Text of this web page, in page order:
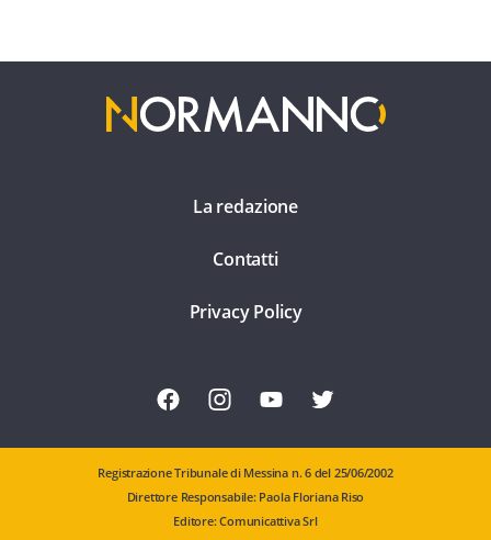
La redazione
Contatti
Privacy Policy
Registrazione Tribunale di Messina n. 6 del 25/06/2002
Direttore Responsabile: Paola Floriana Riso
Editore: Comunicattiva Srl